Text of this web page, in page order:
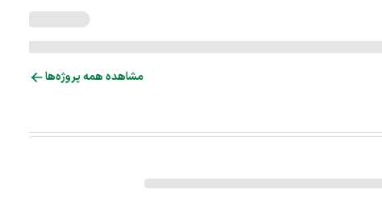
مشاهده همه پروژه‌ها